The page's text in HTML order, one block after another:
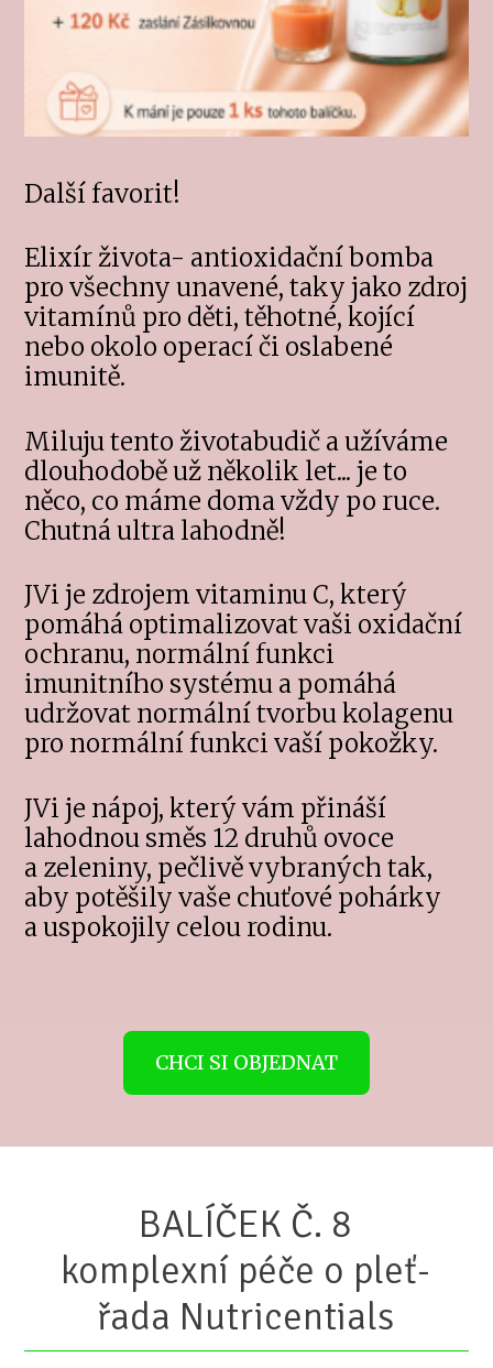
Další favorit!
Elixír života- antioxidační bomba
pro všechny unavené, taky jako zdroj
vitamínů pro děti, těhotné, kojící
nebo okolo operací či oslabené
imunitě.
Miluju tento životabudič a užíváme
dlouhodobě už několik let... je to
něco, co máme doma vždy po ruce.
Chutná ultra lahodně!
JVi je zdrojem vitaminu C, který
pomáhá optimalizovat vaši oxidační
ochranu, normální funkci
imunitního systému a pomáhá
udržovat normální tvorbu kolagenu
pro normální funkci vaší pokožky.
JVi je nápoj, který vám přináší
lahodnou směs 12 druhů ovoce
a zeleniny, pečlivě vybraných tak,
aby potěšily vaše chuťové pohárky
a uspokojily celou rodinu.
CHCI SI OBJEDNAT
BALÍČEK Č. 8
komplexní péče o pleť-
řada Nutricentials